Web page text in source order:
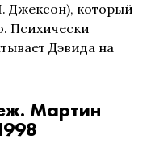
Джексон), который
Психически
Дэвида на
Мартин